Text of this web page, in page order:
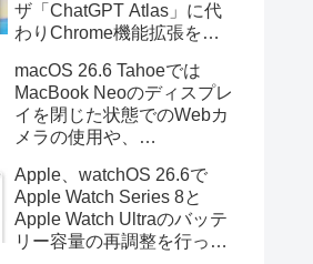
ザ「ChatGPT Atlas」に代
わりChrome機能拡張をア
画の質問やAsk ChatGPT機
能を追加。
macOS 26.6 Tahoeでは
MacBook Neoのディスプレ
イを閉じた状態でのWebカ
メラの使用や、
利用しMacBook Neoを復元
する際の安定性が向上。
Apple、watchOS 26.6で
Apple Watch Series 8と
Apple Watch Ultraのバッテ
リー容量の再調整を行った